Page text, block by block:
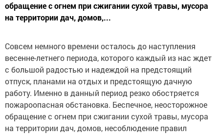
обращение с огнем при сжигании сухой травы, мусора
на территории дач, домов,...
Совсем немного времени осталось до наступления
весенне-летнего периода, которого каждый из нас ждет
с большой радостью и надеждой на предстоящий
отпуск, планами на отдых и предстоящую дачную
работу. Именно в данный период резко обостряется
пожароопасная обстановка. Беспечное, неосторожное
обращение с огнем при сжигании сухой травы, мусора
на территории дач, домов, несоблюдение правил